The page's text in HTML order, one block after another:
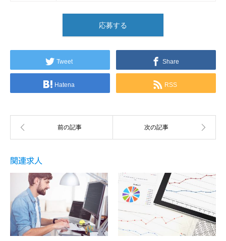
応募する
Tweet Share
Hatena RSS
関連求人